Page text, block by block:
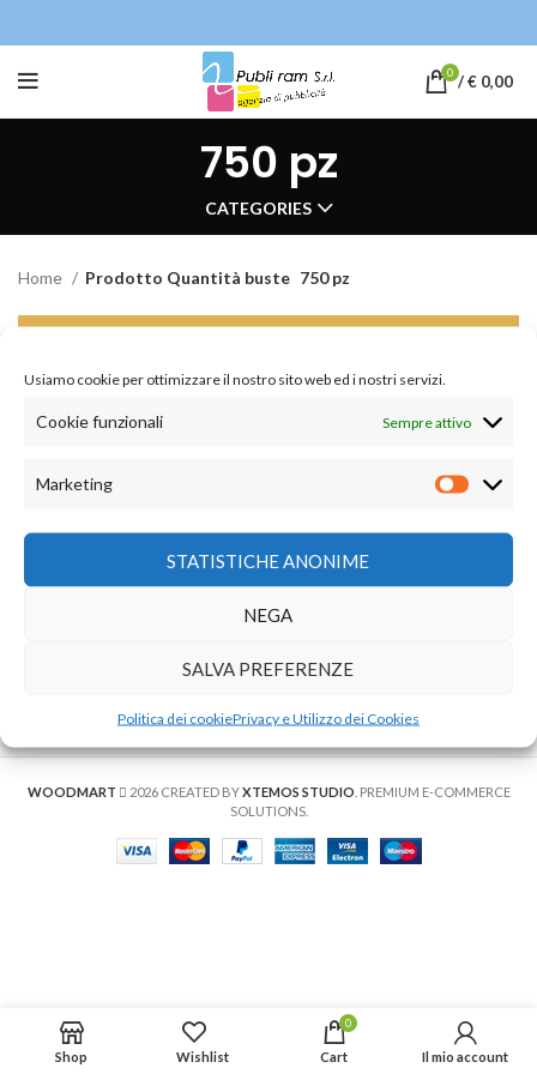
Usiamo cookie per ottimizzare il nostro sito web ed i nostri servizi.
Cookie funzionali Sempre attivo
Marketing
STATISTICHE ANONIME
NEGA
SALVA PREFERENZE
Politica dei cookiePrivacy e Utilizzo dei Cookies
0 /€ 0,00
750 pz
CATEGORIES
Home Prodotto Quantità buste 750 pz
You must select your brand attribute in Theme
WOODMART 2026 CREATED BYXTEMOS STUDIO . PREMIUM E-COMMERCE
SOLUTIONS.
Shop Wishlist
0
Cart Il mio account